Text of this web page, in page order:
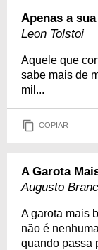
Apenas a
Leon Tolstoi
Aquele que
sabe mais de
mil...
COPIAR
A Garota
Augusto
A garota mais
não é
quando passa